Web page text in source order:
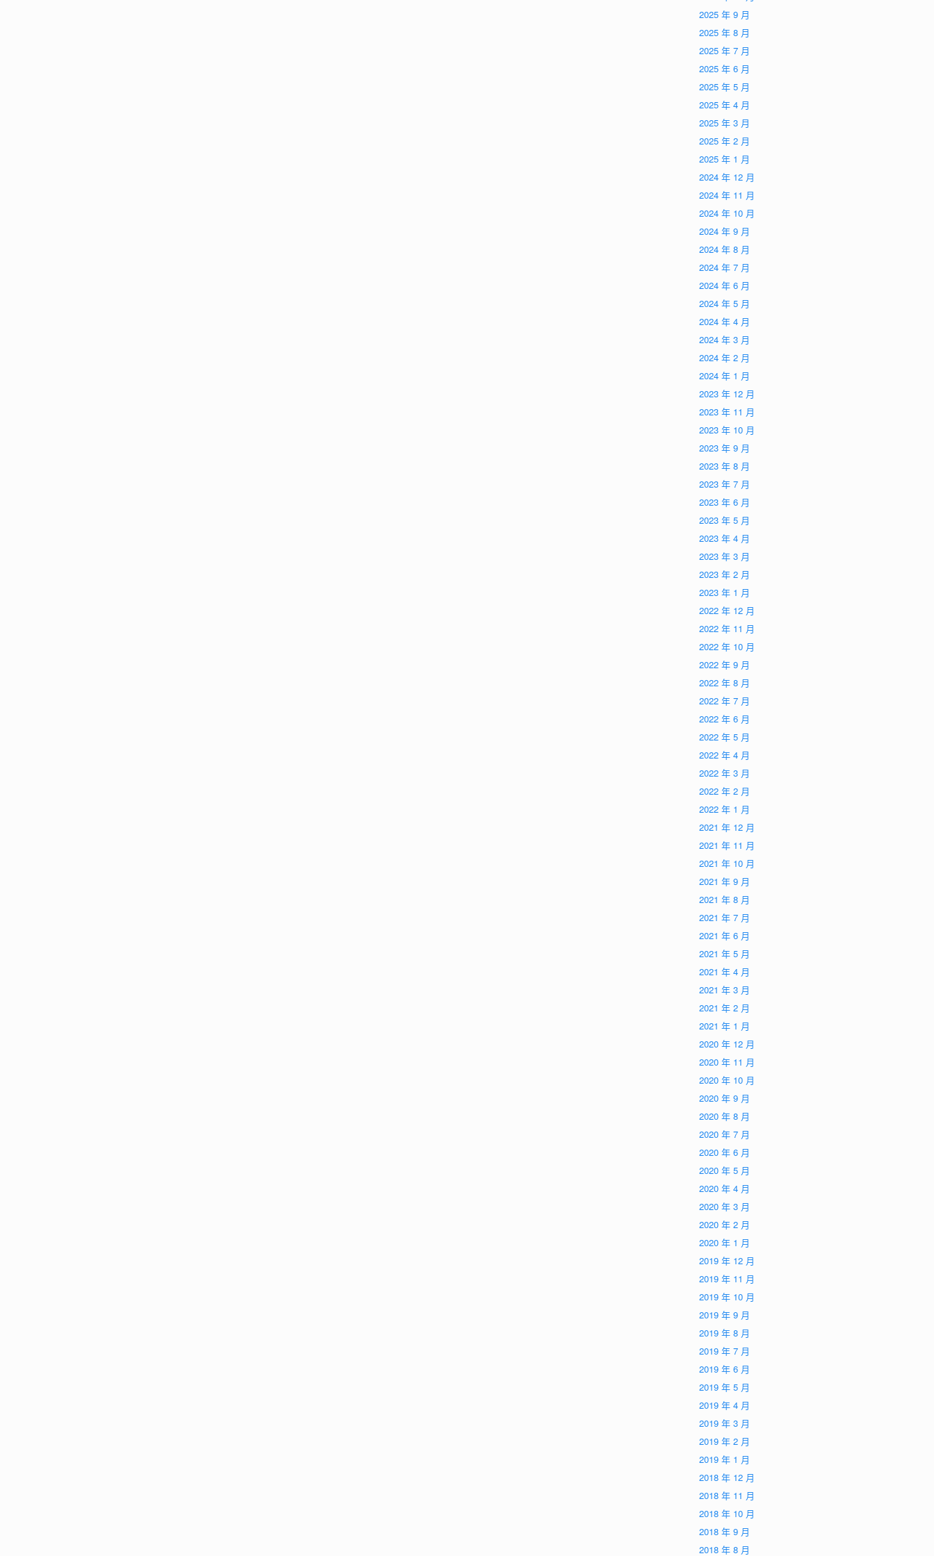
2025 年 9 月
2025 年 8 月
2025 年 7 月
2025 年 6 月
2025 年 5 月
2025 年 4 月
2025 年 3 月
2025 年 2 月
2025 年 1 月
2024 年 12 月
2024 年 11 月
2024 年 10 月
2024 年 9 月
2024 年 8 月
2024 年 7 月
2024 年 6 月
2024 年 5 月
2024 年 4 月
2024 年 3 月
2024 年 2 月
2024 年 1 月
2023 年 12 月
2023 年 11 月
2023 年 10 月
2023 年 9 月
2023 年 8 月
2023 年 7 月
2023 年 6 月
2023 年 5 月
2023 年 4 月
2023 年 3 月
2023 年 2 月
2023 年 1 月
2022 年 12 月
2022 年 11 月
2022 年 10 月
2022 年 9 月
2022 年 8 月
2022 年 7 月
2022 年 6 月
2022 年 5 月
2022 年 4 月
2022 年 3 月
2022 年 2 月
2022 年 1 月
2021 年 12 月
2021 年 11 月
2021 年 10 月
2021 年 9 月
2021 年 8 月
2021 年 7 月
2021 年 6 月
2021 年 5 月
2021 年 4 月
2021 年 3 月
2021 年 2 月
2021 年 1 月
2020 年 12 月
2020 年 11 月
2020 年 10 月
2020 年 9 月
2020 年 8 月
2020 年 7 月
2020 年 6 月
2020 年 5 月
2020 年 4 月
2020 年 3 月
2020 年 2 月
2020 年 1 月
2019 年 12 月
2019 年 11 月
2019 年 10 月
2019 年 9 月
2019 年 8 月
2019 年 7 月
2019 年 6 月
2019 年 5 月
2019 年 4 月
2019 年 3 月
2019 年 2 月
2019 年 1 月
2018 年 12 月
2018 年 11 月
2018 年 10 月
2018 年 9 月
2018 年 8 月